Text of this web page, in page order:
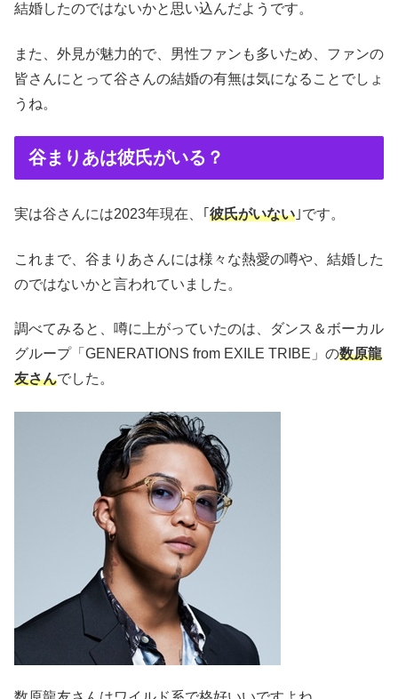
結婚したのではないかと思い込んだようです。
また、外見が魅力的で、男性ファンも多いため、ファンの
皆さんにとって谷さんの結婚の有無は気になることでしょ
うね。
谷まりあは彼氏がいる？
実は谷さんには2023年現在、｢ 彼氏がいない ｣です。
これまで、谷まりあさんには様々な熱愛の噂や、結婚した
のではないかと言われていました。
調べてみると、噂に上がっていたのは、ダンス＆ボーカル
グループ「GENERATIONS from EXILE TRIBE」の数原龍
友さんでした。